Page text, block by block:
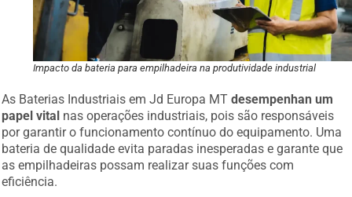
Impacto da bateria para empilhadeira na produtividade industrial
As Baterias Industriais em Jd Europa MTdesempenhan um
papel vital nas operações industriais, pois são responsáveis
por garantir o funcionamento contínuo do equipamento. Uma
bateria de qualidade evita paradas inesperadas e garante que
as empilhadeiras possam realizar suas funções com
eficiência.